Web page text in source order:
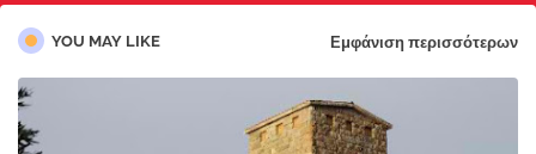
YOU MAY LIKE Εμφάνιση περισσότερων